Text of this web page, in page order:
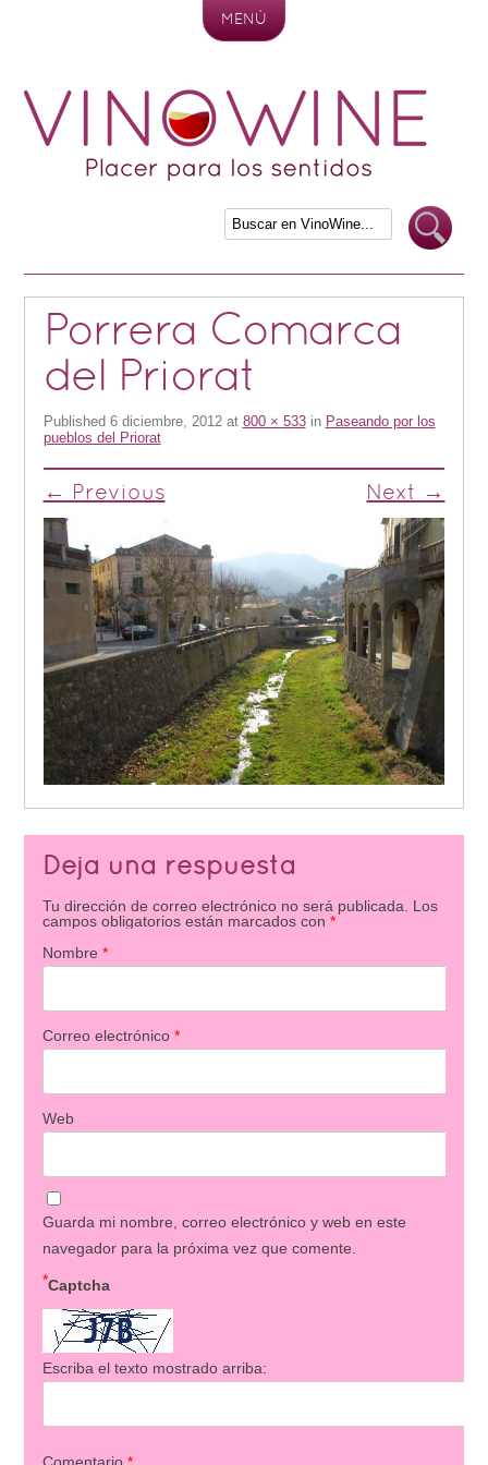
MENÚ
Porrera Comarca
del Priorat
Published 6 diciembre, 2012at 800 × 533in Paseando por los
pueblos del Priorat
← Previous Next →
Deja una respuesta
Tu dirección de correo electrónico no será publicada.
Los
campos obligatorios están marcados con *
Nombre *
Correo electrónico *
Web
Guarda mi nombre, correo electrónico y web en este
navegador para la próxima vez que comente.
Captcha
*
Escriba el texto mostrado arriba:
Comentario *